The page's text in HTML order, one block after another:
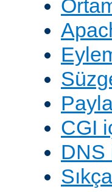
CGI
DNS